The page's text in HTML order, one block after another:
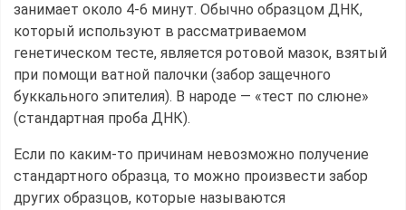
занимает около 4-6 минут. Обычно образцом ДНК,
который используют в рассматриваемом
генетическом тесте, является ротовой мазок, взятый
при помощи ватной палочки (забор защечного
буккального эпителия). В народе — «тест по слюне»
(стандартная проба ДНК).
Если по каким-то причинам невозможно получение
стандартного образца, то можно произвести забор
других образцов, которые называются